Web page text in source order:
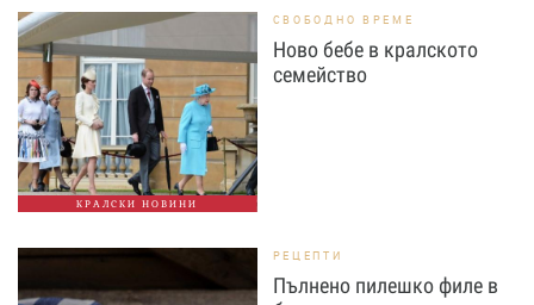
КРАЛСКИ НОВИНИ
СВОБОДНО ВРЕМЕ
Ново бебе в кралското
семейство
РЕЦЕПТИ
Пълнено пилешко филе в